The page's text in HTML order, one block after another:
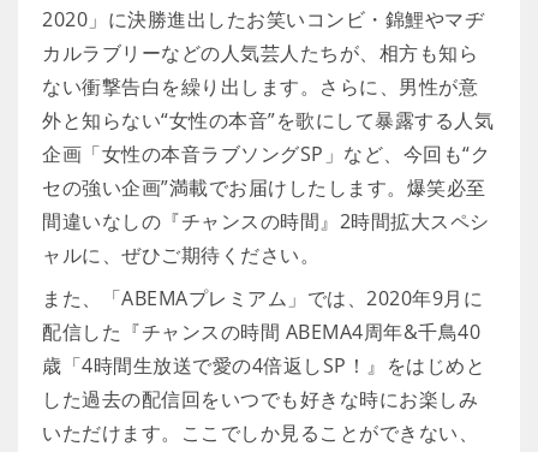
2020」に決勝進出したお笑いコンビ・錦鯉やマヂ
カルラブリーなどの人気芸人たちが、相方も知ら
ない衝撃告白を繰り出します。さらに、男性が意
外と知らない“女性の本音”を歌にして暴露する人気
企画「女性の本音ラブソングSP」など、今回も“ク
セの強い企画”満載でお届けしたします。爆笑必至
間違いなしの『チャンスの時間』2時間拡大スペシ
ャルに、ぜひご期待ください。
また、「ABEMAプレミアム」では、2020年9月に
配信した『チャンスの時間 ABEMA4周年&千鳥40
歳「4時間生放送で愛の4倍返しSP！』をはじめと
した過去の配信回をいつでも好きな時にお楽しみ
いただけます。ここでしか見ることができない、